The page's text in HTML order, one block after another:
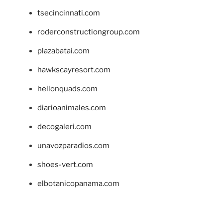
tsecincinnati.com
roderconstructiongroup.com
plazabatai.com
hawkscayresort.com
hellonquads.com
diarioanimales.com
decogaleri.com
unavozparadios.com
shoes-vert.com
elbotanicopanama.com